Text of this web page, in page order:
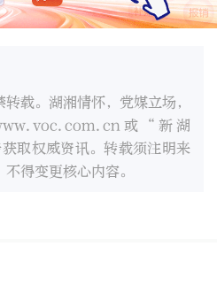
载。湖湘情怀，党媒立场，
或“新湖
取权威资讯。转载须注明来
得变更核心内容。